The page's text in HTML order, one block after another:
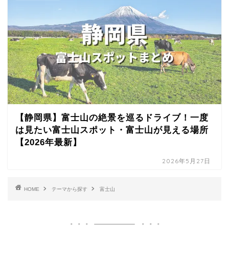
【静岡県】富士山の絶景を巡るドライブ！一度
は見たい富士山スポット・富士山が見える場所
【2026年最新】
2026年5月27日
HOME テーマから探す 富士山